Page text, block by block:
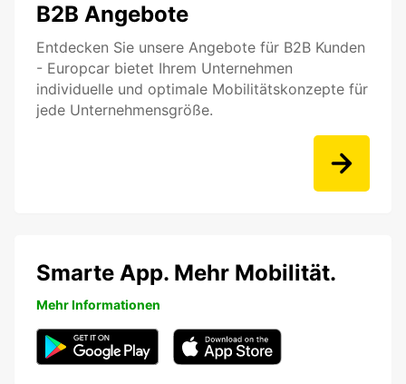
B2B Angebote
Entdecken Sie unsere Angebote für B2B Kunden
- Europcar bietet Ihrem Unternehmen
individuelle und optimale Mobilitätskonzepte für
jede Unternehmensgröße.
Smarte App. Mehr Mobilität.
Mehr Informationen